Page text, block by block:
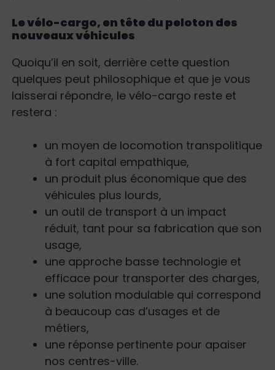
Le vélo-cargo, en tête du peloton des
nouveaux véhicules
Quoiqu’il en soit, derrière cette question
quelques peut philosophique et que je vous
laisserai répondre, le vélo-cargo reste et
restera :
un moyen de locomotion transpolitique
à fort capital empathique,
un produit plus économique que des
véhicules plus lourds,
un outil de transport à un impact
réduit, tant pour sa fabrication que son
usage,
une approche basse technologie et
efficace pour transporter des charges,
une solution modulable qui correspond
à beaucoup cas d’usages et de
métiers,
une réponse pertinente pour apaiser
nos centres-ville.